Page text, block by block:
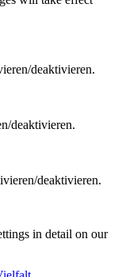
deaktivieren.
deaktivieren.
deaktivieren.
in detail on our